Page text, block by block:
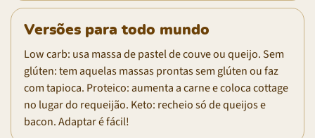
Versões para todo mundo
Low carb: usa massa de pastel de couve ou queijo. Sem
glúten: tem aquelas massas prontas sem glúten ou faz
com tapioca. Proteico: aumenta a carne e coloca cottage
no lugar do requeijão. Keto: recheio só de queijos e
bacon. Adaptar é fácil!